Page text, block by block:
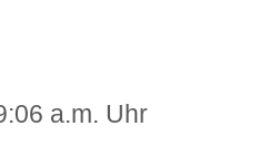
a.m. Uhr